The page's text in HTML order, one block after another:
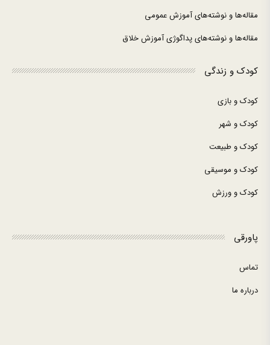
مقاله‌ها و نوشته‌های آموزش عمومی
مقاله‌ها و نوشته‌های پداگوژی آموزش خلاق
کودک و زندگی
کودک و بازی
کودک و شهر
کودک و طبیعت
کودک و موسیقی
کودک و ورزش
پاورقی
تماس
درباره ما